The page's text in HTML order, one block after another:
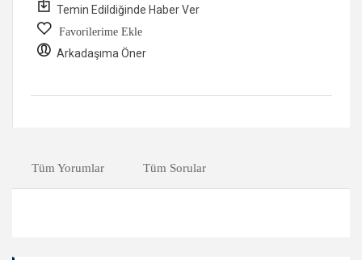
Temin Edildiğinde Haber Ver
Favorilerime Ekle
Arkadaşıma Öner
Tüm Yorumlar Tüm Sorular